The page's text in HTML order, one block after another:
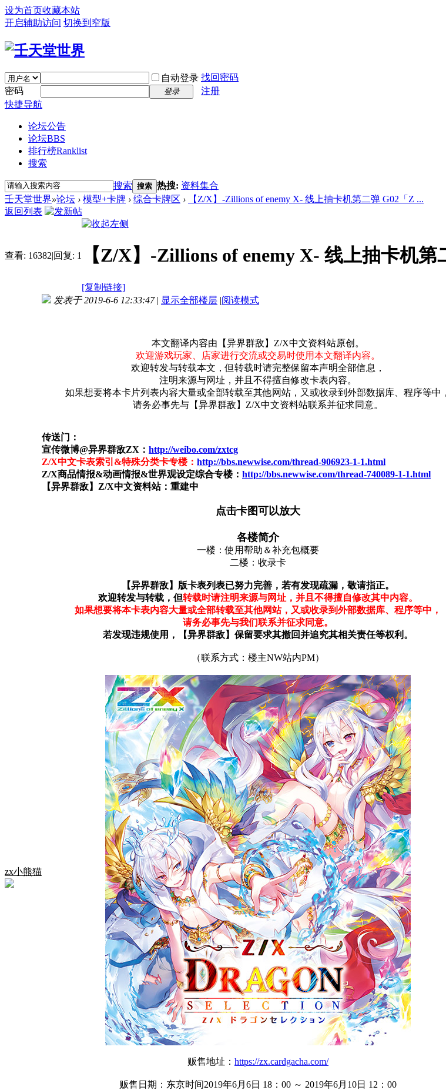
设为首页收藏本站
开启辅助访问 切换到窄版
自动登录 找回密码
密码
登录
注册
快捷导航
论坛公告
论坛BBS
排行榜Ranklist
搜索
搜索 搜索 热搜: 资料集合
壬天堂世界»论坛 › 模型+卡牌 › 综合卡牌区 ›
【Z/X】-Zillions of enemy X- 线上抽卡机第二弹 G02「Z ...
返回列表
查看: 16382|回复: 1 【Z/X】-Zillions of enemy X- 线上抽卡机
[复制链接]
zx小熊猫
发表于 2019-6-6 12:33:47 | 显示全部楼层 |阅读模式
本文翻译内容由【异界群敌】Z/X中文资料站原创。
欢迎游戏玩家、店家进行交流或交易时使用本文翻译内容。
欢迎转发与转载本文，但转载时请完整保留本声明全部信息，
注明来源与网址，并且不得擅自修改卡表内容。
如果想要将本卡片列表内容大量或全部转载至其他网站，又或收录到外部数据库、程序等中，
请务必事先与【异界群敌】Z/X中文资料站联系并征求同意。
传送门：
宣传微博@异界群敌ZX： http://weibo.com/zxtcg
Z/X中文卡表索引&特殊分类卡专楼： http://bbs.newwise.com/thread-906923-1-1.html
Z/X商品情报&动画情报&世界观设定综合专楼： http://bbs.newwise.com/thread-740089-1-1.html
【异界群敌】Z/X中文资料站：重建中
点击卡图可以放大
各楼简介
一楼：使用帮助＆补充包概要
二楼：收录卡
【异界群敌】版卡表列表已努力完善，若有发现疏漏，敬请指正。
欢迎转发与转载，但转载时请注明来源与网址，并且不得擅自修改其中内容。
如果想要将本卡表内容大量或全部转载至其他网站，又或收录到外部数据库、程序等中，
请务必事先与我们联系并征求同意。
若发现违规使用，【异界群敌】保留要求其撤回并追究其相关责任等权利。
（联系方式：楼主NW站内PM）
贩售地址： https://zx.cardgacha.com/
贩售日期：东京时间2019年6月6日 18：00 ～ 2019年6月10日 12：00